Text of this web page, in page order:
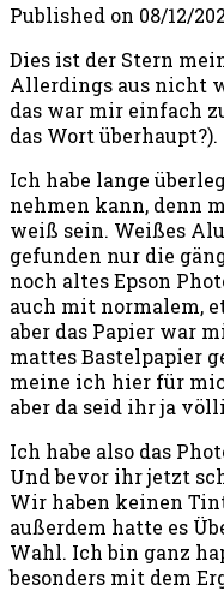
Published on 08/12/
Dies ist der Stern
Allerdings aus nicht
das war mir einfach
das Wort überhaupt?).
Ich habe lange
nehmen kann, denn
weiß sein. Weißes
gefunden nur die
noch altes Epson
auch mit normalem,
aber das Papier war
mattes Bastelpapier
meine ich hier für
aber da seid ihr ja
Ich habe also das
Und bevor ihr jetzt
Wir haben keinen
außerdem hatte es
Wahl. Ich bin ganz
besonders mit dem